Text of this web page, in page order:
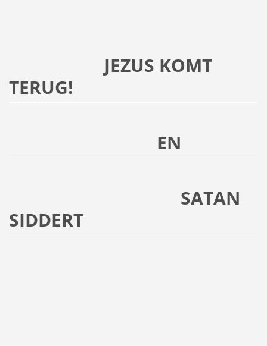
JEZUS KOMT
TERUG!
EN
SATAN
SIDDERT